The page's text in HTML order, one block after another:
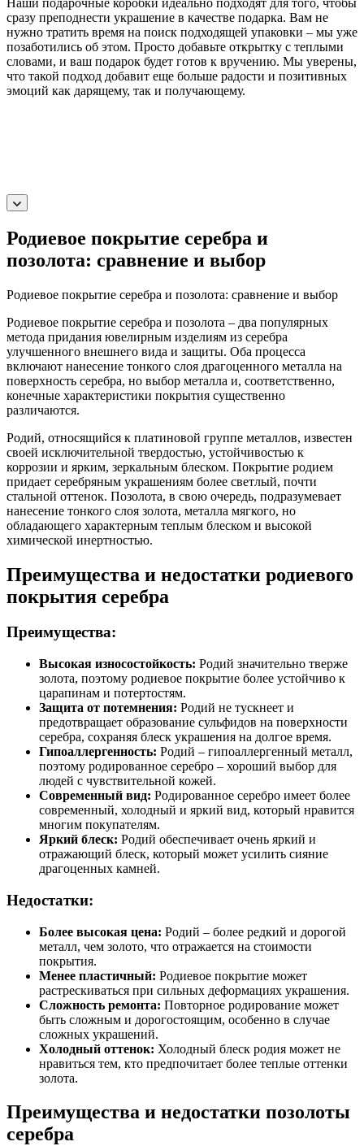
сразу преподнести украшение в качестве подарка. Вам не
нужно тратить время на поиск подходящей упаковки – мы уже
позаботились об этом. Просто добавьте открытку с теплыми
словами, и ваш подарок будет готов к вручению. Мы уверены,
что такой подход добавит еще больше радости и позитивных
эмоций как дарящему, так и получающему.
Родиевое покрытие серебра и
позолота: сравнение и выбор
Родиевое покрытие серебра и позолота: сравнение и выбор
Родиевое покрытие серебра и позолота – два популярных
метода придания ювелирным изделиям из серебра
улучшенного внешнего вида и защиты. Оба процесса
включают нанесение тонкого слоя драгоценного металла на
поверхность серебра, но выбор металла и, соответственно,
конечные характеристики покрытия существенно
различаются.
Родий, относящийся к платиновой группе металлов, известен
своей исключительной твердостью, устойчивостью к
коррозии и ярким, зеркальным блеском. Покрытие родием
придает серебряным украшениям более светлый, почти
стальной оттенок. Позолота, в свою очередь, подразумевает
нанесение тонкого слоя золота, металла мягкого, но
обладающего характерным теплым блеском и высокой
химической инертностью.
Преимущества и недостатки родиевого
покрытия серебра
Преимущества:
Высокая износостойкость: Родий значительно тверже
золота, поэтому родиевое покрытие более устойчиво к
царапинам и потертостям.
Защита от потемнения: Родий не тускнеет и
предотвращает образование сульфидов на поверхности
серебра, сохраняя блеск украшения на долгое время.
Гипоаллергенность: Родий – гипоаллергенный металл,
поэтому родированное серебро – хороший выбор для
людей с чувствительной кожей.
Современный вид: Родированное серебро имеет более
современный, холодный и яркий вид, который нравится
многим покупателям.
Яркий блеск: Родий обеспечивает очень яркий и
отражающий блеск, который может усилить сияние
драгоценных камней.
Недостатки:
Более высокая цена: Родий – более редкий и дорогой
металл, чем золото, что отражается на стоимости
покрытия.
Менее пластичный: Родиевое покрытие может
растрескиваться при сильных деформациях украшения.
Сложность ремонта: Повторное родирование может
быть сложным и дорогостоящим, особенно в случае
сложных украшений.
Холодный оттенок: Холодный блеск родия может не
нравиться тем, кто предпочитает более теплые оттенки
золота.
Преимущества и недостатки позолоты
серебра